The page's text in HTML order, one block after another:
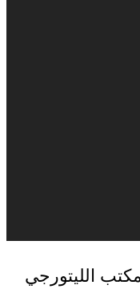
الليتورجي